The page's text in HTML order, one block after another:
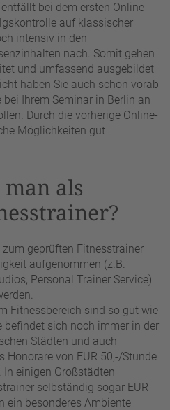
bei dem ersten Online-
auf klassischer
intensiv in den
nach. Somit gehen
und umfassend ausgebildet
haben Sie auch schon vorab
bei Ihrem Seminar in Berlin an
Durch die vorherige Online-
Möglichkeiten gut
als
geprüften Fitnesstrainer
aufgenommen (z.B.
Personal Trainer Service)
Fitnessbereich sind so gut wie
befindet sich noch immer in der
Städten und auch
Honorare von EUR 50,-/Stunde
einigen Großstädten
selbständig sogar EUR
ein besonderes Ambiente